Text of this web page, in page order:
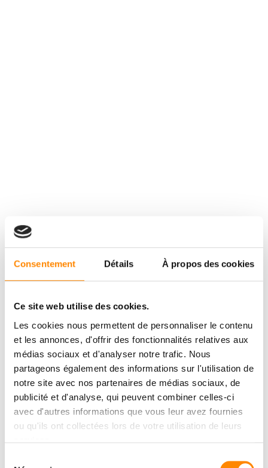
Consentement Détails À propos des cookies
Ce site web utilise des cookies.
Les cookies nous permettent de personnaliser le contenu
et les annonces, d'offrir des fonctionnalités relatives aux
médias sociaux et d'analyser notre trafic. Nous
partageons également des informations sur l'utilisation de
notre site avec nos partenaires de médias sociaux, de
publicité et d'analyse, qui peuvent combiner celles-ci
avec d'autres informations que vous leur avez fournies
ou qu'ils ont collectées lors de votre utilisation de leurs